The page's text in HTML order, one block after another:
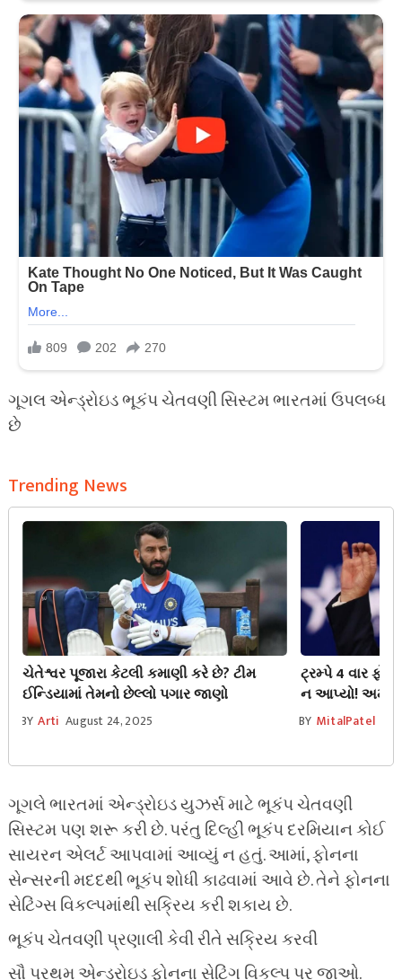
ગૂગલ એન્ડ્રોઇડ ભૂકંપ ચેતવણી સિસ્ટમ ભારતમાં ઉપલબ્ધ
છે
Trending News
ચેતેશ્વર પૂજારા કેટલી કમાણી કરે છે? ટીમ
ઈન્ડિયામાં તેમનો છેલ્લો પગાર જાણો
BY Arti August 24, 2025
ટ્રમ્પે 4 વાર
ન આપ્યો!
મોટો દાવો કર્યો
BY MitalPatel
ગૂગલે ભારતમાં એન્ડ્રોઇડ યુઝર્સ માટે ભૂકંપ ચેતવણી
સિસ્ટમ પણ શરૂ કરી છે. પરંતુ દિલ્હી ભૂકંપ દરમિયાન કોઈ
સાયરન એલર્ટ આપવામાં આવ્યું ન હતું. આમાં, ફોનના
સેન્સરની મદદથી ભૂકંપ શોધી કાઢવામાં આવે છે. તેને ફોનના
સેટિંગ્સ વિકલ્પમાંથી સક્રિય કરી શકાય છે.
ભૂકંપ ચેતવણી પ્રણાલી કેવી રીતે સક્રિય કરવી
સૌ પ્રથમ એન્ડ્રોઇડ ફોનના સેટિંગ વિકલ્પ પર જાઓ.